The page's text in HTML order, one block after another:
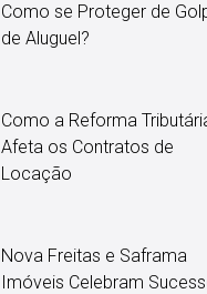
Como se Proteger de
de Aluguel?
Como a Reforma
Afeta os Contratos de
Locação
Nova Freitas e Saframa
Imóveis Celebram